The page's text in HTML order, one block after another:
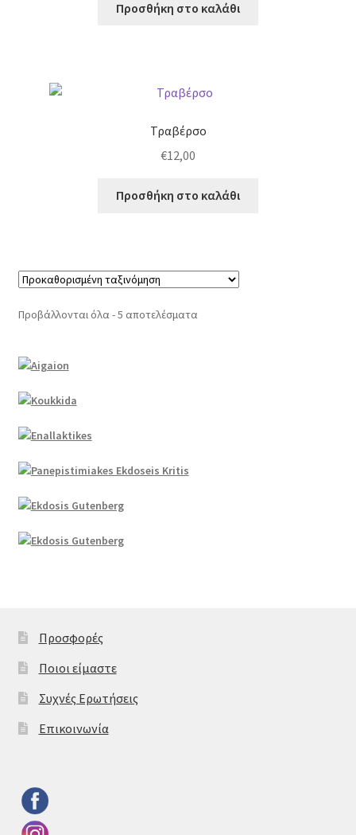
Προσθήκη στο καλάθι
Τραβέρσο
€12,00
Προσθήκη στο καλάθι
Προβάλλονται όλα - 5 αποτελέσματα
Προσφορές
Ποιοι είμαστε
Συχνές Ερωτήσεις
Επικοινωνία